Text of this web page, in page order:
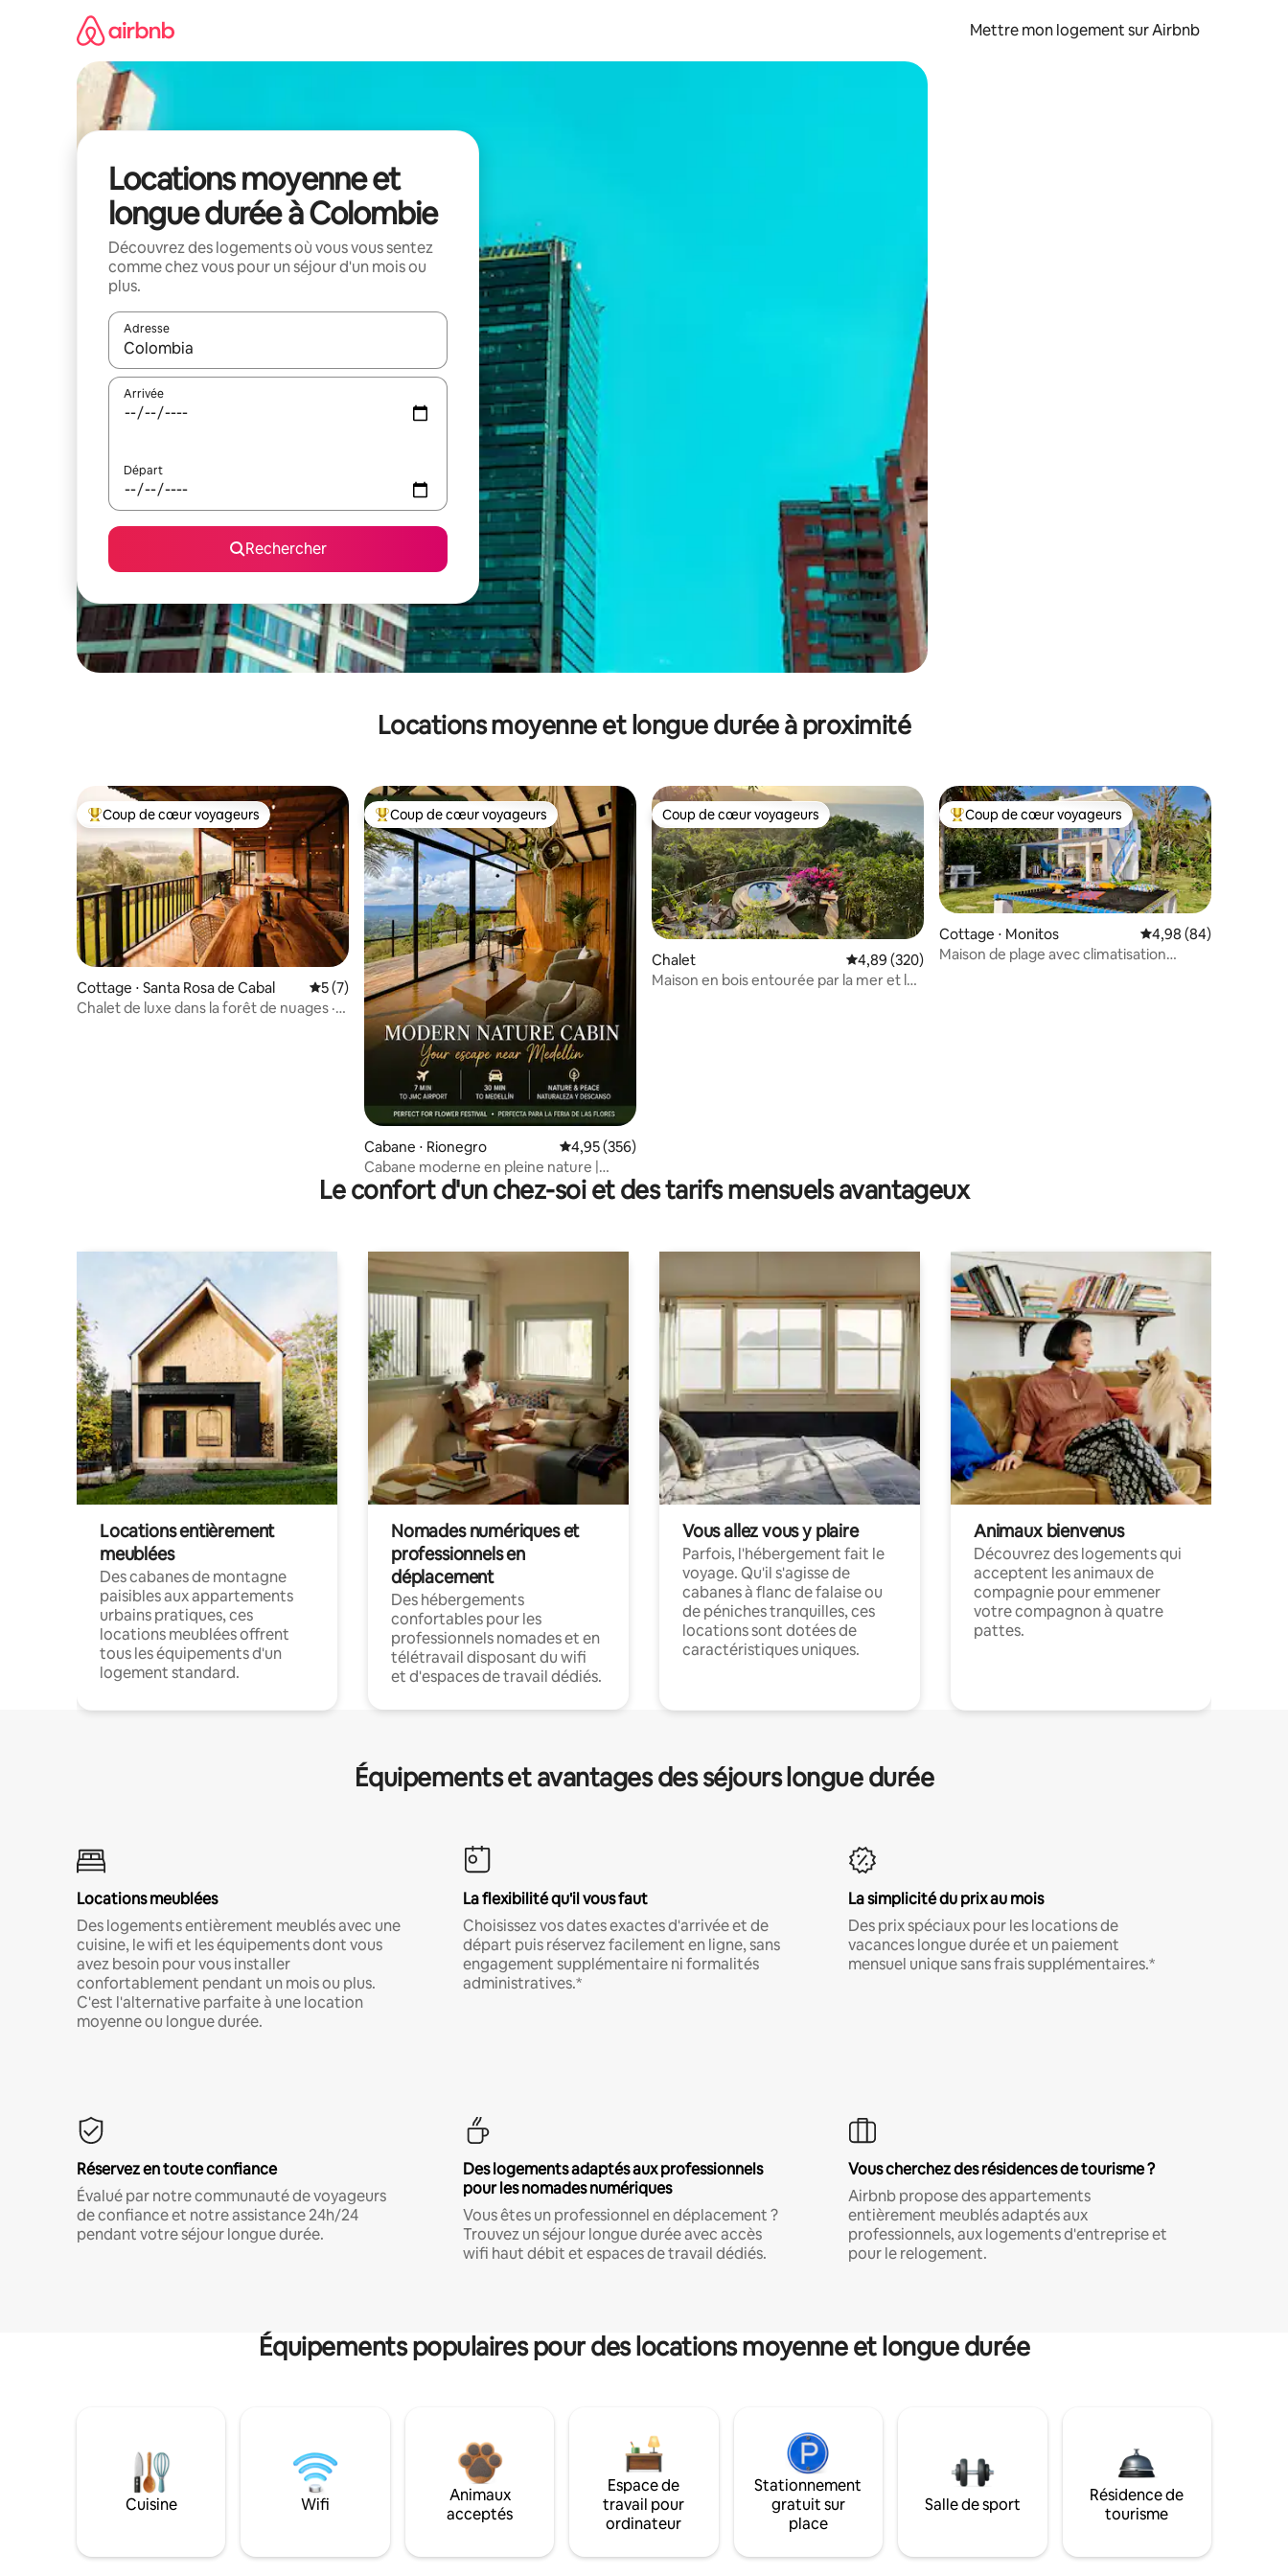
Mettre mon logement sur Airbnb
Locations moyenne et
longue durée à Colombie
Découvrez des logements où vous vous sentez
comme chez vous pour un séjour d'un mois ou
plus.
Adresse
Lorsque les résultats s'affichent, utilisez les flèches vers le haut et vers le bas pour les parcourir ou en appuyant et en faisant glisser.
Arrivée
Départ
Rechercher
Locations moyenne et longue durée à proximité
Coups de cœur voyageurs les plus appréciés
Coup de cœur voyageurs
Cottage ⋅ Santa Rosa de Cabal Évaluation moyenne sur la base de 7 commentaires : 5 sur 5
5 (7)
Chalet de luxe dans la forêt de nuages ·
Coups de cœur voyageurs les plus appréciés
Coup de cœur voyageurs
Cabane ⋅ Rionegro Évaluation moyenne sur la base de 356 commentaires : 4,95 sur 5
4,95 (356)
Cabane moderne en pleine nature |
7 min de JMC, Festival des fleurs
Coup de cœur voyageurs
Coup de cœur voyageurs
Chalet Évaluation moyenne sur la base de 320 commentaires : 4,89 sur 5
4,89 (320)
Maison en bois entourée par la mer et la
Coups de cœur voyageurs les plus appréciés
Coup de cœur voyageurs
Cottage ⋅ Monitos Évaluation moyenne
4,98 (84)
Maison de plage avec climatisation
Le confort d'un chez-soi et des tarifs mensuels avantageux
Locations entièrement
meublées
Des cabanes de montagne
paisibles aux appartements
urbains pratiques, ces
locations meublées offrent
tous les équipements d'un
logement standard.
Nomades numériques et
professionnels en
déplacement
Des hébergements
confortables pour les
professionnels nomades et en
télétravail disposant du wifi
et d'espaces de travail dédiés.
Vous allez vous y plaire
Parfois, l'hébergement fait le
voyage. Qu'il s'agisse de
cabanes à flanc de falaise ou
de péniches tranquilles, ces
locations sont dotées de
caractéristiques uniques.
Animaux bienvenus
Découvrez des logements qui
acceptent les animaux de
compagnie pour emmener
votre compagnon à quatre
pattes.
Équipements et avantages des séjours longue durée
Locations meublées
Des logements entièrement meublés avec une
cuisine, le wifi et les équipements dont vous
avez besoin pour vous installer
confortablement pendant un mois ou plus.
C'est l'alternative parfaite à une location
moyenne ou longue durée.
La flexibilité qu'il vous faut
Choisissez vos dates exactes d'arrivée et de
départ puis réservez facilement en ligne, sans
engagement supplémentaire ni formalités
administratives.*
La simplicité du prix au mois
Des prix spéciaux pour les locations de
vacances longue durée et un paiement
mensuel unique sans frais supplémentaires.*
Réservez en toute confiance
Évalué par notre communauté de voyageurs
de confiance et notre assistance 24h/24
pendant votre séjour longue durée.
Des logements adaptés aux professionnels
pour les nomades numériques
Vous êtes un professionnel en déplacement ?
Trouvez un séjour longue durée avec accès
wifi haut débit et espaces de travail dédiés.
Vous cherchez des résidences de tourisme ?
Airbnb propose des appartements
entièrement meublés adaptés aux
professionnels, aux logements d'entreprise et
pour le relogement.
Équipements populaires pour des locations moyenne et longue durée
Cuisine Wifi
Animaux
acceptés
Espace de
travail pour
ordinateur
Stationnement
gratuit sur
place
Salle de sport
Résidence de
tourisme